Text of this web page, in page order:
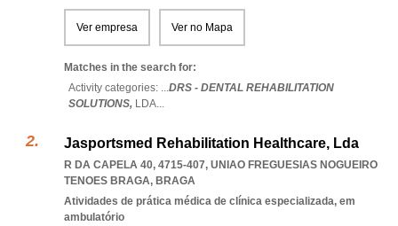
Ver empresa Ver no Mapa
Matches in the search for:
Activity categories: ...DRS - DENTAL REHABILITATION
SOLUTIONS, LDA...
Jasportsmed Rehabilitation Healthcare, Lda
R DA CAPELA 40, 4715-407, UNIAO FREGUESIAS NOGUEIRO
TENOES BRAGA, BRAGA
Atividades de prática médica de clínica especializada, em
ambulatório